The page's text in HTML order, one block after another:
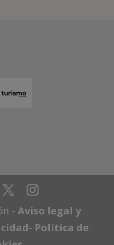
-Aviso legal y
- Política de